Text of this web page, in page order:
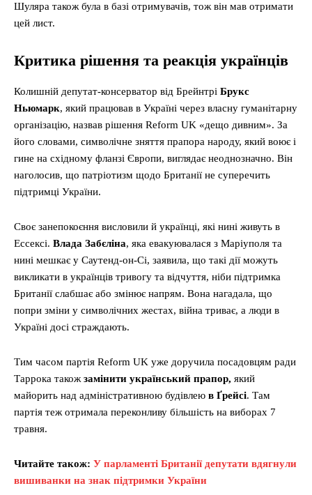
Шуляра також була в базі отримувачів, тож він мав отримати
цей лист.
Критика рішення та реакція українців
Колишній депутат-консерватор від Брейнтрі Брукс
Ньюмарк, який працював в Україні через власну гуманітарну
організацію, назвав рішення Reform UK «дещо дивним». За
його словами, символічне зняття прапора народу, який воює і
гине на східному фланзі Європи, виглядає неоднозначно. Він
наголосив, що патріотизм щодо Британії не суперечить
підтримці України.
Своє занепокоєння висловили й українці, які нині живуть в
Ессексі. Влада Забєліна, яка евакуювалася з Маріуполя та
нині мешкає у Саутенд-он-Сі, заявила, що такі дії можуть
викликати в українців тривогу та відчуття, ніби підтримка
Британії слабшає або змінює напрям. Вона нагадала, що
попри зміни у символічних жестах, війна триває, а люди в
Україні досі страждають.
Тим часом партія Reform UK уже доручила посадовцям ради
Таррока такожзамінити український прапор, який
майорить над адміністративною будівлею в Ґрейсі. Там
партія теж отримала переконливу більшість на виборах 7
травня.
Читайте також: У парламенті Британії депутати вдягнули
вишиванки на знак підтримки України